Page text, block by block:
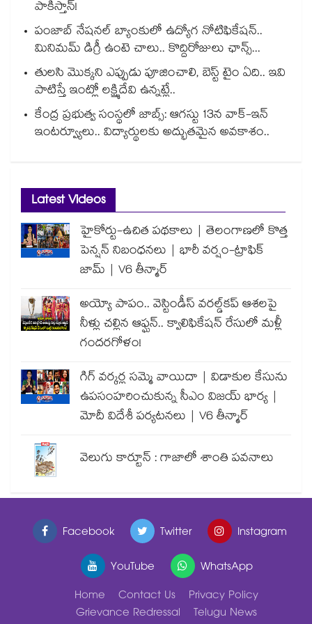
పాకిస్తాన్!
పంజాబ్ నేషనల్ బ్యాంకులో ఉద్యోగ నోటిఫికేషన్..
మినిమమ్ డిగ్రీ ఉంటె చాలు.. కొద్దిరోజులు ఛాన్స్...
తులసి మొక్కని ఎప్పుడు పూజించాలి, బెస్ట్ టైం ఏది.. ఇవి
పాటిస్తే ఇంట్లో లక్ష్మిదేవి ఉన్నట్లే..
కేంద్ర ప్రభుత్వ సంస్థలో జాబ్స్: ఆగస్టు 13న వాక్-ఇన్
ఇంటర్వ్యూలు.. విద్యార్థులకు అద్భుతమైన అవకాశం..
Latest Videos
హైకోర్టు-ఉచిత పథకాలు | తెలంగాణలో కొత్త
పెన్షన్ నిబంధనలు | భారీ వర్షం-ట్రాఫిక్
జామ్ | V6 తీన్మార్
అయ్యో పాపం.. వెస్టిండీస్ వరల్డ్‌కప్ ఆశలపై
నీళ్లు చల్లిన ఆఫ్ఘన్.. క్వాలిఫికేషన్ రేసులో మళ్లీ
గందరగోళం!
గిగ్ వర్కర్ల సమ్మె వాయిదా | విడాకుల కేసును
ఉపసంహరించుకున్న సీఎం విజయ్ భార్య |
మోదీ విదేశీ పర్యటనలు | V6 తీన్మార్
వెలుగు కార్టూన్ : గాజాలో శాంతి పవనాలు
Facebook Twitter
Instagram
YouTube
WhatsApp
Home
Contact Us
Privacy Policy
Grievance Redressal
Telugu News